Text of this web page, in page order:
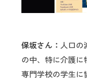
保坂さん： 人口の
の中、特に介護に
専門学校の学生に